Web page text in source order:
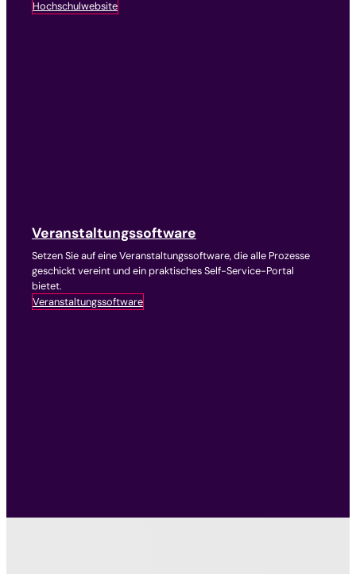
Hochschulwebsite
Veranstaltungssoftware
Setzen Sie auf eine Veranstaltungssoftware, die alle Prozesse
geschickt vereint und ein praktisches Self-Service-Portal
bietet.
Veranstaltungssoftware